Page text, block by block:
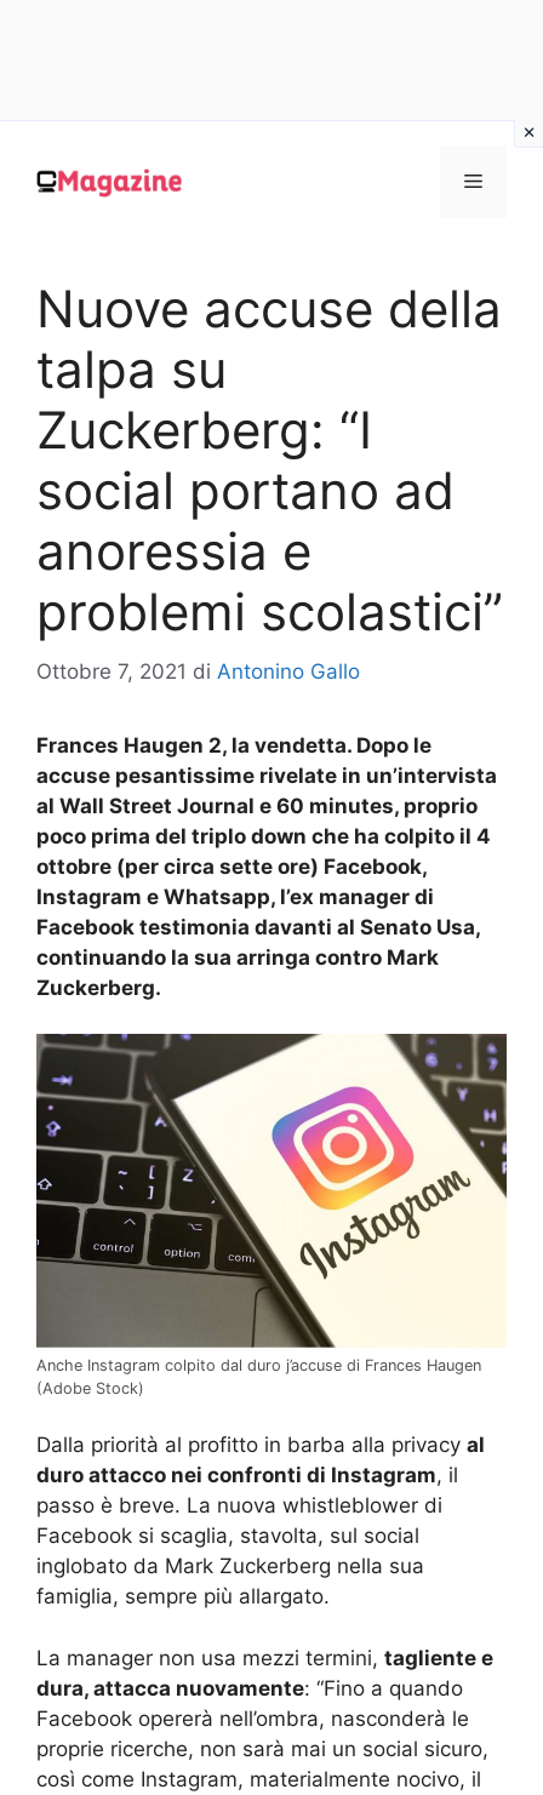
contenuto
MENU
Nuove accuse della
talpa su
Zuckerberg: “I
social portano ad
anoressia e
problemi scolastici”
Ottobre 7, 2021 di Antonino Gallo
Frances Haugen 2, la vendetta. Dopo le
accuse pesantissime rivelate in un’intervista
al Wall Street Journal e 60 minutes, proprio
poco prima del triplo down che ha colpito il 4
ottobre (per circa sette ore) Facebook,
Instagram e Whatsapp, l’ex manager di
Facebook testimonia davanti al Senato Usa,
continuando la sua arringa contro Mark
Zuckerberg.
Anche Instagram colpito dal duro j’accuse di Frances Haugen
(Adobe Stock)
Dalla priorità al profitto in barba alla privacy al
duro attacco nei confronti di Instagram, il
passo è breve. La nuova whistleblower di
Facebook si scaglia, stavolta, sul social
inglobato da Mark Zuckerberg nella sua
famiglia, sempre più allargato.
La manager non usa mezzi termini, tagliente e
dura, attacca nuovamente: “Fino a quando
Facebook opererà nell’ombra, nasconderà le
proprie ricerche, non sarà mai un social sicuro,
così come Instagram, materialmente nocivo, il